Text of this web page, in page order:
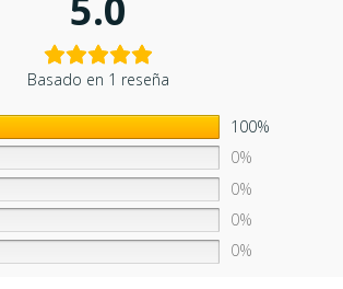
Basado en 1 reseña
100%
0%
0%
0%
0%